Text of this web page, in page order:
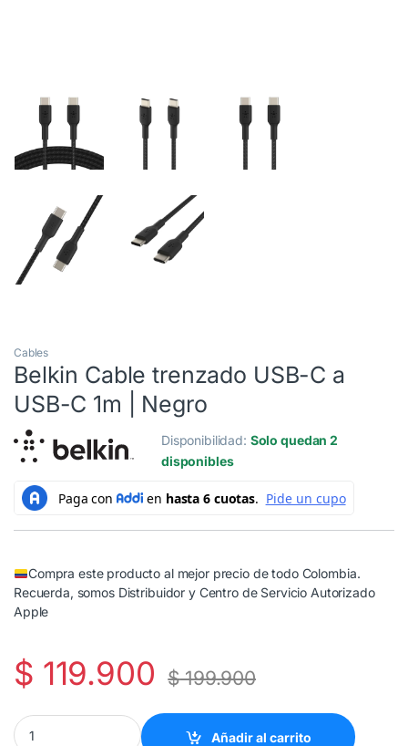
Cables
Belkin Cable trenzado USB-C a
USB-C 1m | Negro
Disponibilidad: Solo quedan 2
disponibles
Compra este producto al mejor precio de todo Colombia.
Recuerda, somos Distribuidor y Centro de Servicio Autorizado
Apple
$ 119.900 $199.900
Belkin Cable trenzado USB-C a USB-C 1m | Negro quantity
Añadir al carrito